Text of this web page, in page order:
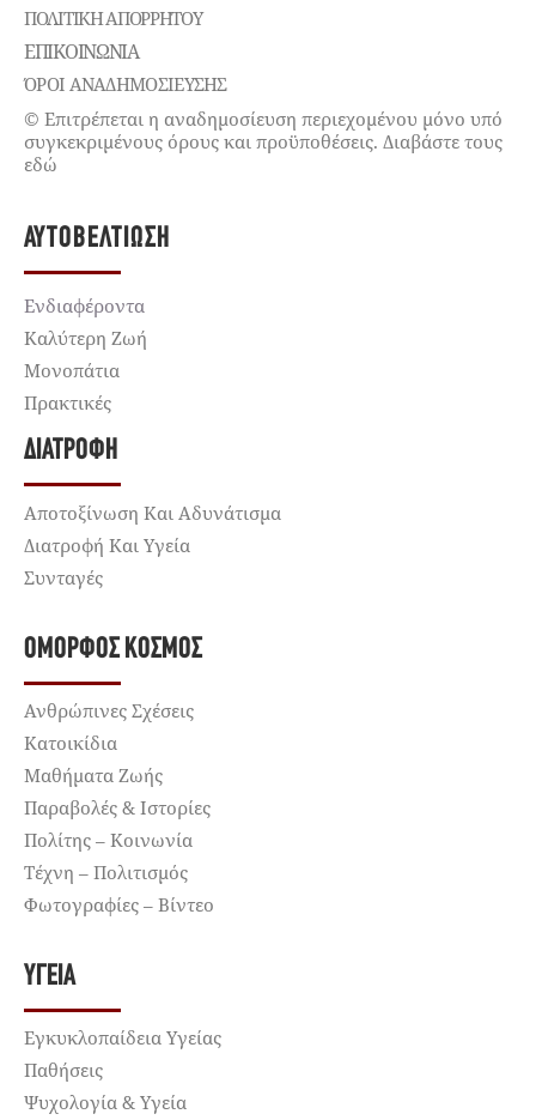
ΠΟΛΙΤΙΚΉ ΑΠΟΡΡΉΤΟΥ
ΕΠΙΚΟΙΝΩΝΊΑ
ΌΡΟΙ ΑΝΑΔΗΜΟΣΙΕΥΣΗΣ
© Επιτρέπεται η αναδημοσίευση περιεχομένου μόνο υπό
συγκεκριμένους όρους και προϋποθέσεις. Διαβάστε τους
εδώ
ΑΥΤΟΒΕΛΤΊΩΣΗ
Ενδιαφέροντα
Καλύτερη Ζωή
Μονοπάτια
Πρακτικές
ΔΙΑΤΡΟΦΉ
Αποτοξίνωση Και Αδυνάτισμα
Διατροφή Και Υγεία
Συνταγές
ΌΜΟΡΦΟΣ ΚΌΣΜΟΣ
Ανθρώπινες Σχέσεις
Κατοικίδια
Μαθήματα Ζωής
Παραβολές & Ιστορίες
Πολίτης – Κοινωνία
Τέχνη – Πολιτισμός
Φωτογραφίες – Βίντεο
ΥΓΕΊΑ
Εγκυκλοπαίδεια Υγείας
Παθήσεις
Ψυχολογία & Υγεία